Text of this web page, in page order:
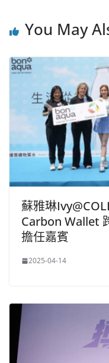
You May
蘇雅琳
Carbon Wallet
擔任嘉賓
2025-04-14